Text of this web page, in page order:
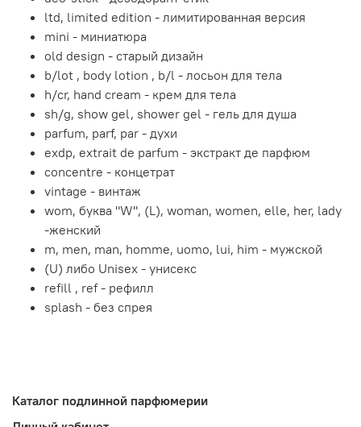
ltd, limited edition - лимитированная версия
mini - миниатюра
old design - старый дизайн
b/lot , body lotion , b/l - лосьон для тела
h/cr, hand cream - крем для тела
sh/g, show gel, shower gel - гель для душа
parfum, parf, par - духи
exdp, extrait de parfum - экстракт де парфюм
concentre - концетрат
vintage - винтаж
wom, буква "W", (L), woman, women, elle, her, lady
-женский
m, men, man, homme, uomo, lui, him - мужской
(U) либо Unisex - унисекс
refill , ref - рефилл
splash - без спрея
Каталог подлинной парфюмерии